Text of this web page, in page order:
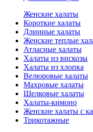
Женские халаты
Короткие халаты
Длинные халаты
Женские теплые
Атласные халаты
Халаты из вискозы
Халаты из хлопка
Велюровые халаты
Махровые халаты
Шелковые халаты
Халаты-кимоно
Женские халаты с
Трикотажные